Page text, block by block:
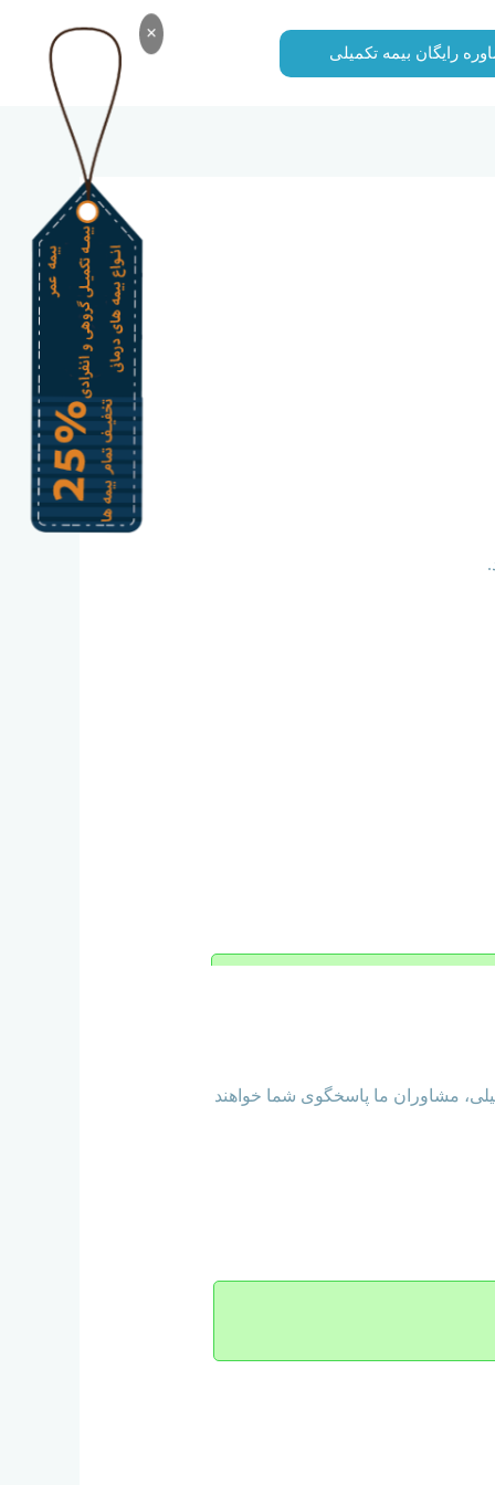
×
رایگان بیمه تکمیلی
مشاوران ما پاسخگوی شما خواهند